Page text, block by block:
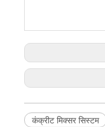
कंक्रीट मिक्सर सिस्टम